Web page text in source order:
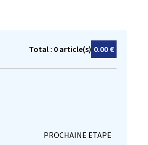
Total : 0article(s) 0.00 €